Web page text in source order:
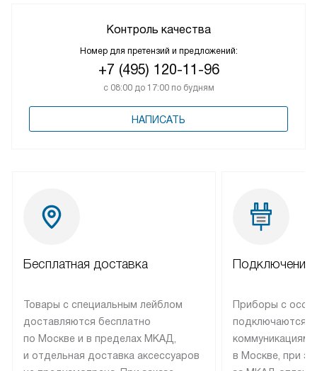
Контроль качества
Номер для претензий и предложений:
+7 (495) 120-11-96
с 08:00 до 17:00 по будням
НАПИСАТЬ
Бесплатная доставка
Товары с специальным лейблом
доставляются бесплатно
по Москве и в пределах МКАД,
и отдельная доставка аксессуаров
Подключение
Приборы с
подключаются к
коммуникациям
в Москве, при